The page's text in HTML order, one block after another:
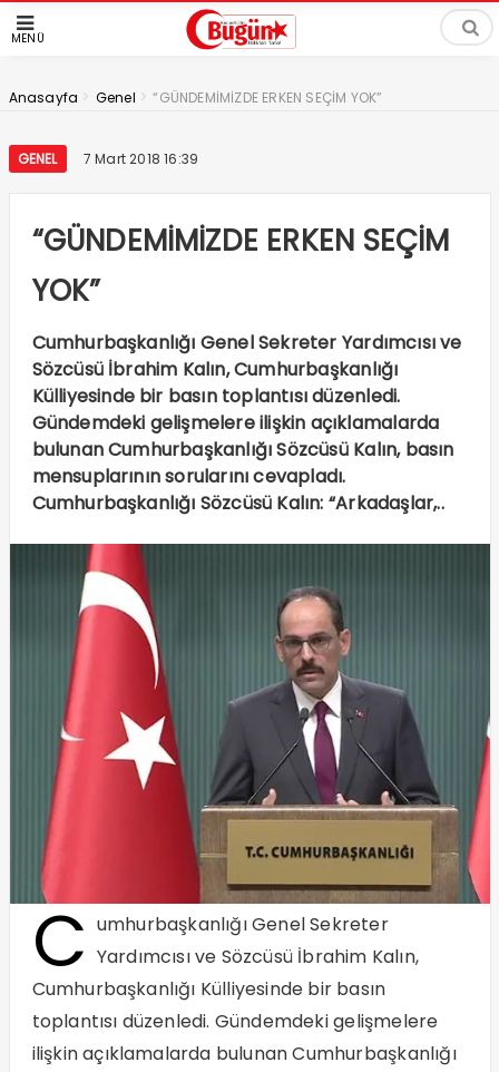
MENÜ
Anasayfa > Genel >“GÜNDEMİMİZDE ERKEN SEÇİM YOK”
GENEL 7 Mart 2018 16:39
“GÜNDEMİMİZDE ERKEN SEÇİM
YOK”
Cumhurbaşkanlığı Genel Sekreter Yardımcısı ve
Sözcüsü İbrahim Kalın, Cumhurbaşkanlığı
Külliyesinde bir basın toplantısı düzenledi.
Gündemdeki gelişmelere ilişkin açıklamalarda
bulunan Cumhurbaşkanlığı Sözcüsü Kalın, basın
mensuplarının sorularını cevapladı.
Cumhurbaşkanlığı Sözcüsü Kalın: “Arkadaşlar,..
C umhurbaşkanlığı Genel Sekreter
Yardımcısı ve Sözcüsü İbrahim Kalın,
Cumhurbaşkanlığı Külliyesinde bir basın
toplantısı düzenledi. Gündemdeki gelişmelere
ilişkin açıklamalarda bulunan Cumhurbaşkanlığı